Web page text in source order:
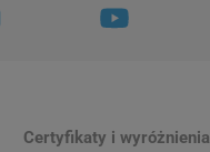
Certyfikaty i wyróżnienia